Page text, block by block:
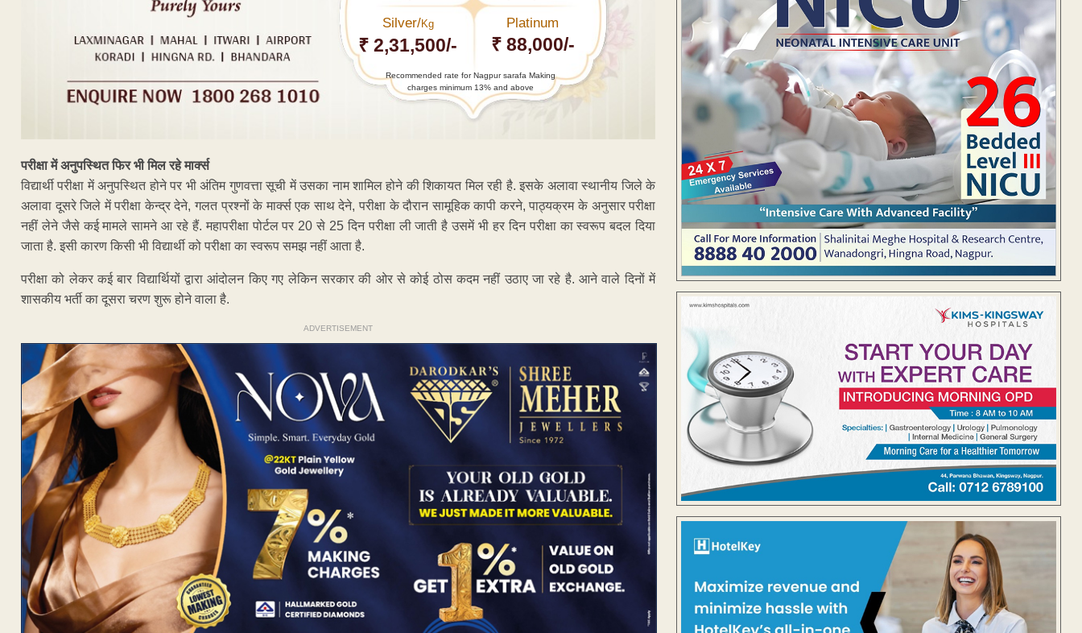
Silver/Kg
₹ 2,31,500/-
Platinum
₹ 88,000/-
Recommended rate for Nagpur sarafa Making
charges minimum 13% and above
परीक्षा में अनुपस्थित फिर भी मिल रहे मार्क्स
विद्यार्थी परीक्षा में अनुपस्थित होने पर भी अंतिम गुणवत्ता सूची में उसका नाम शामिल होने की शिकायत मिल रही है. इसके अलावा स्थानीय जिले के
अलावा दूसरे जिले में परीक्षा केन्द्र देने, गलत प्रश्नों के मार्क्स एक साथ देने, परीक्षा के दौरान सामूहिक कापी करने, पाठ्यक्रम के अनुसार परीक्षा
नहीं लेने जैसे कई मामले सामने आ रहे हैं. महापरीक्षा पोर्टल पर 20 से 25 दिन परीक्षा ली जाती है उसमें भी हर दिन परीक्षा का स्वरूप बदल दिया
जाता है. इसी कारण किसी भी विद्यार्थी को परीक्षा का स्वरूप समझ नहीं आता है.
परीक्षा को लेकर कई बार विद्यार्थियों द्वारा आंदोलन किए गए लेकिन सरकार की ओर से कोई ठोस कदम नहीं उठाए जा रहे है. आने वाले दिनों में
शासकीय भर्ती का दूसरा चरण शुरू होने वाला है.
ADVERTISEMENT